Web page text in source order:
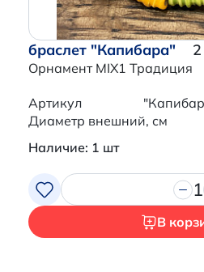
браслет "Капибара"
Орнамент MIX1 Традиция
Артикул
Диаметр внешний, см
Наличие: 1 шт
1
В